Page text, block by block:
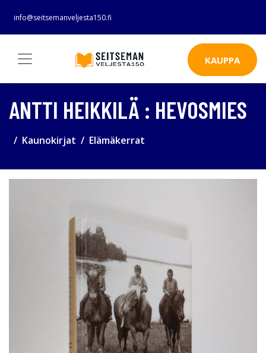
info@seitsemanveljesta150.fi
KAUPPA
ANTTI HEIKKILÄ : HEVOSMIES
Kaunokirjat Elämäkerrat